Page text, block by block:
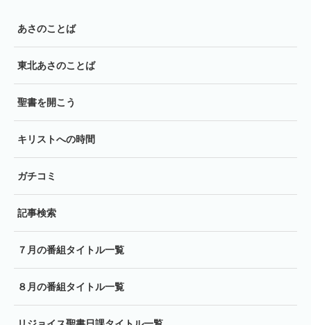
あさのことば
東北あさのことば
聖書を開こう
キリストへの時間
ガチコミ
記事検索
７月の番組タイトル一覧
８月の番組タイトル一覧